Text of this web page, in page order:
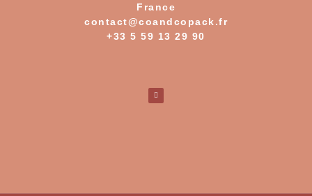
France
contact@coandcopack.fr
+33 5 59 13 29 90